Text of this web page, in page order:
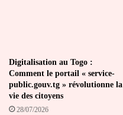
Digitalisation au Togo :
Comment le portail « service-
public.gouv.tg » révolutionne la
vie des citoyens
28/07/2026